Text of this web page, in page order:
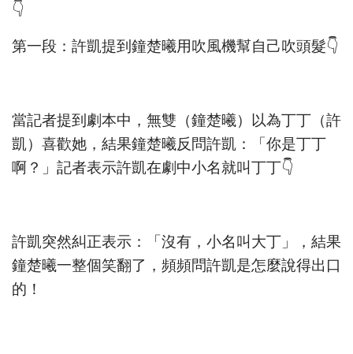
👇
第一段：許凱提到鐘楚曦用吹風機幫自己吹頭髮👇
當記者提到劇本中，無雙（鐘楚曦）以為丁丁（許
凱）喜歡她，結果鐘楚曦反問許凱：「你是丁丁
啊？」記者表示許凱在劇中小名就叫丁丁👇
許凱突然糾正表示：「沒有，小名叫大丁」，結果
鐘楚曦一整個笑翻了，頻頻問許凱是怎麼說得出口
的！